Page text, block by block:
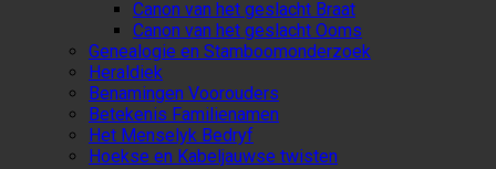
Canon van het geslacht Braat
Canon van het geslacht Ooms
Genealogie en Stamboomonderzoek
Heraldiek
Benamingen Voorouders
Betekenis Familienamen
Het Menselyk Bedryf
Hoekse en Kabeljauwse twisten